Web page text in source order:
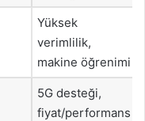
Yüksek
verimlilik,
makine öğrenimi
5G desteği,
fiyat/performans